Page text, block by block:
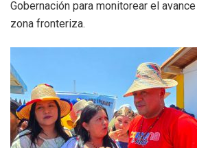
Gobernación para monitorear el
zona fronteriza.